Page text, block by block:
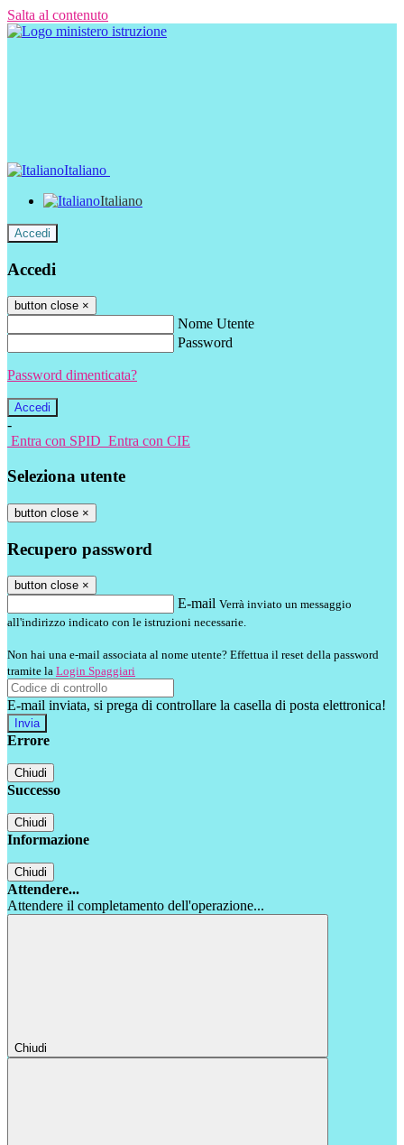
Salta al contenuto
Italiano
Italiano
Accedi
Accedi
button close ×
Nome Utente
Password
Password dimenticata?
-
Entra con SPID Entra con CIE
Seleziona utente
button close ×
Recupero password
button close ×
E-mail Verrà inviato un messaggio
all'indirizzo indicato con le istruzioni necessarie.
Non hai una e-mail associata al nome utente? Effettua il reset della password
tramite la Login Spaggiari
E-mail inviata, si prega di controllare la casella di posta elettronica!
Errore
Chiudi
Successo
Chiudi
Informazione
Chiudi
Attendere...
Attendere il completamento dell'operazione...
Chiudi